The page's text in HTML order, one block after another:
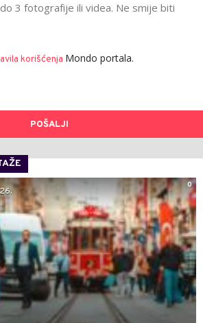
3 fotografije ili videa. Ne smije biti
korišćenja Mondo portala.
POŠALJI
0